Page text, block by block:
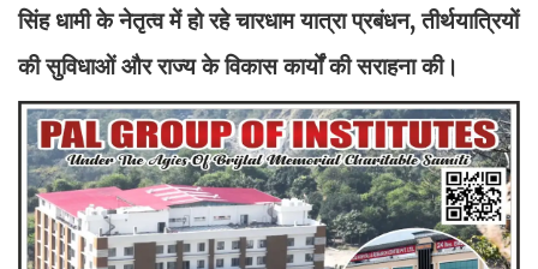
सिंह धामी के नेतृत्व में हो रहे चारधाम यात्रा प्रबंधन, तीर्थयात्रियों
की सुविधाओं और राज्य के विकास कार्यों की सराहना की।